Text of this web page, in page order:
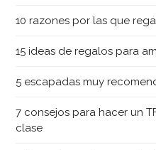
10 razones por las que
15 ideas de regalos para
5 escapadas muy
7 consejos para hacer un
clase